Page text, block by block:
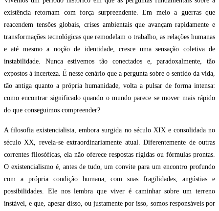
existência retornam com força surpreendente. Em meio a guerras que
reacendem tensões globais, crises ambientais que avançam rapidamente e
transformações tecnológicas que remodelam o trabalho, as relações humanas
e até mesmo a noção de identidade, cresce uma sensação coletiva de
instabilidade. Nunca estivemos tão conectados e, paradoxalmente, tão
expostos à incerteza. É nesse cenário que a pergunta sobre o sentido da vida,
tão antiga quanto a própria humanidade, volta a pulsar de forma intensa:
como encontrar significado quando o mundo parece se mover mais rápido
do que conseguimos compreender?
A filosofia existencialista, embora surgida no século XIX e consolidada no
século XX, revela-se extraordinariamente atual. Diferentemente de outras
correntes filosóficas, ela não oferece respostas rígidas ou fórmulas prontas.
O existencialismo é, antes de tudo, um convite para um encontro profundo
com a própria condição humana, com suas fragilidades, angústias e
possibilidades. Ele nos lembra que viver é caminhar sobre um terreno
instável, e que, apesar disso, ou justamente por isso, somos responsáveis por